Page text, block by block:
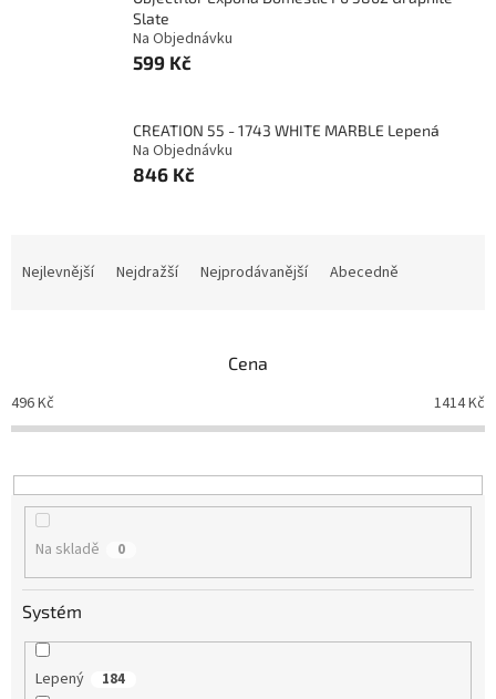
Slate
Na Objednávku
599 Kč
CREATION 55 - 1743 WHITE MARBLE Lepená
Na Objednávku
846 Kč
p
r
o
u
Nejlevnější Nejdražší Nejprodávanější Abecedně
Cena
496Kč 1414Kč
Na skladě 0
Systém
Lepený 184